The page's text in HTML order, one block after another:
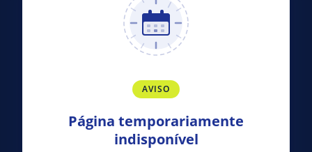
AVISO
Página temporariamente
indisponível